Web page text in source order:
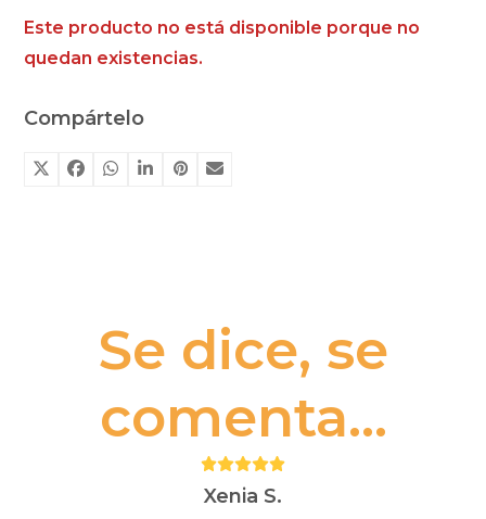
Este producto no está disponible porque no
quedan existencias.
Compártelo
Se dice, se
comenta...
Puntuación:
5Xenia S.